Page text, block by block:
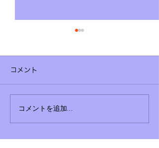
狛江市議会議員 セカン
ドキャリア ヨコグシス
コメント
コメントを追加…